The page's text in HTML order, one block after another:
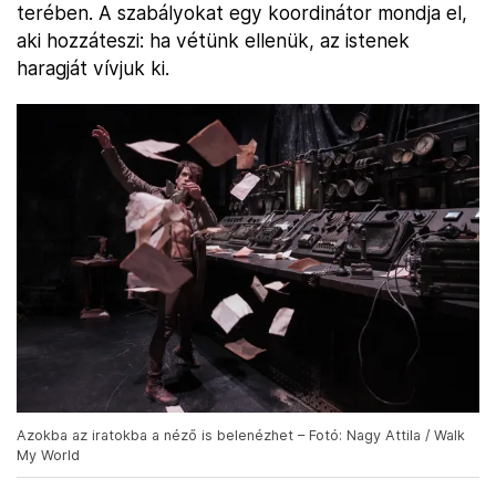
terében. A szabályokat egy koordinátor mondja el,
aki hozzáteszi: ha vétünk ellenük, az istenek
haragját vívjuk ki.
Azokba az iratokba a néző is belenézhet – Fotó: Nagy Attila / Walk
My World